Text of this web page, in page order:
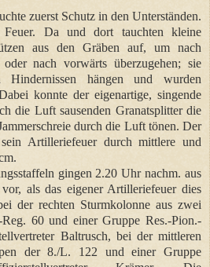
zuerst Schutz in den Unterständen.
Da und dort tauchten kleine
aus den Gräben auf, um nach
nach vorwärts überzugehen; sie
hängen und wurden
konnte der eigenartige, singende
die Luft sausenden Granatsplitter die
durch die Luft tönen. Der
Artilleriefeuer durch mittlere und
gingen 2.20 Uhr nachm. aus
als das eigener Artilleriefeuer dies
der rechten Sturmkolonne aus zwei
60 und einer Gruppe Res.-Pion.-
Baltrusch, bei der mittleren
der 8./L. 122 und einer Gruppe